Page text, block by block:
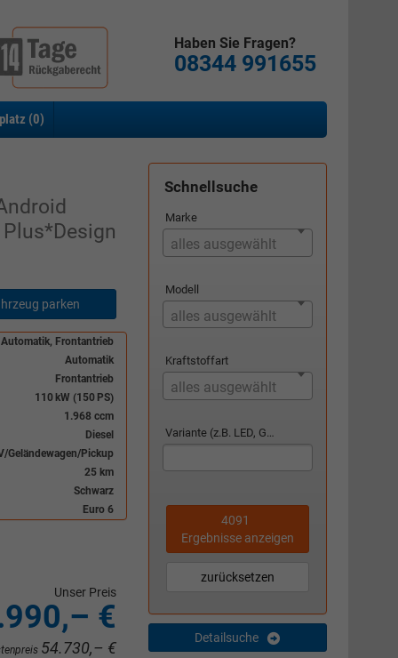
Haben Sie Fragen?
08344 991655
(0)
parken
Frontantrieb
Automatik
Frontantrieb
110 kW (150 PS)
1.968 ccm
Diesel
Geländewagen/Pickup
25 km
Schwarz
Euro 6
Unser Preis
€
54.730,– €
Schnellsuche
Marke
alles ausgewählt
Modell
alles ausgewählt
Kraftstoffart
alles ausgewählt
Variante (z.B. LED, GTI, Facelift...)
4091
Ergebnisse anzeigen
zurücksetzen
Detailsuche